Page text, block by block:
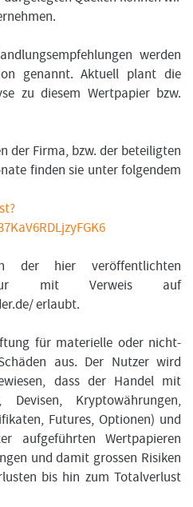
werden
genannt. Aktuell plant die
zu diesem Wertpapier bzw.
der Firma, bzw. der beteiligten
finden sie unter folgendem
der hier veröffentlichten
mit Verweis auf
erlaubt.
für materielle oder nicht-
aus. Der Nutzer wird
dass der Handel mit
Kryptowährungen,
Futures, Optionen) und
aufgeführten Wertpapieren
und damit grossen Risiken
bis hin zum Totalverlust